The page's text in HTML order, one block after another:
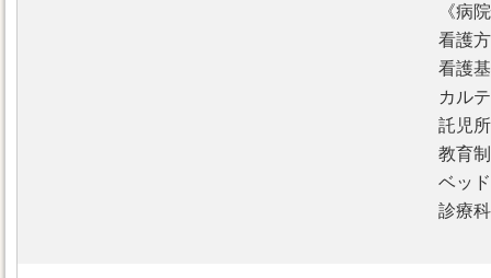
《病
看護
看護
カル
託児
教育
ベッ
診療